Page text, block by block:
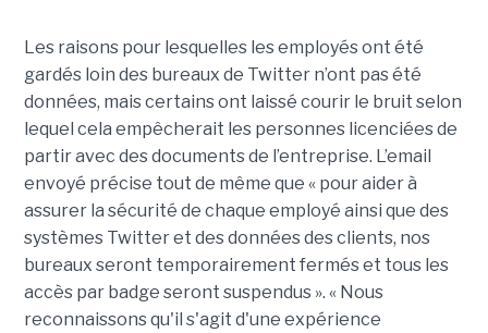
Les raisons pour lesquelles les employés ont été
gardés loin des bureaux de Twitter n’ont pas été
données, mais certains ont laissé courir le bruit selon
lequel cela empêcherait les personnes licenciées de
partir avec des documents de l’entreprise. L’email
envoyé précise tout de même que « pour aider à
assurer la sécurité de chaque employé ainsi que des
systèmes Twitter et des données des clients, nos
bureaux seront temporairement fermés et tous les
accès par badge seront suspendus ». « Nous
reconnaissons qu'il s'agit d'une expérience